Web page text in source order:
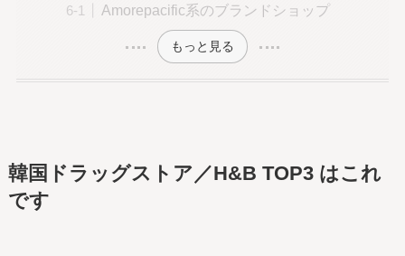
Amorepacific系のブランドショップ
もっと見る
韓国ドラッグストア／H&B TOP3 はこれ
です